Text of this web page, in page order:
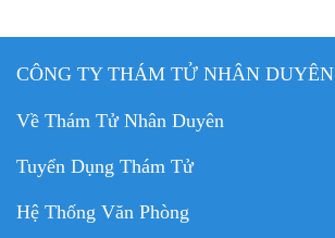
CÔNG TY THÁM TỬ NHÂN DUYÊN
Về Thám Tử Nhân Duyên
Tuyển Dụng Thám Tử
Hệ Thống Văn Phòng